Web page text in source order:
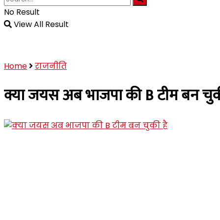
No Result
View All Result
Home राजनीति
क्या जयस अब भाजपा की B टीम बन